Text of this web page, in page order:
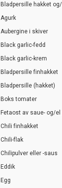
Bladpersille hakket og/
Agurk
Aubergine i skiver
Black garlic-fedd
Black garlic-krem
Bladpersille finhakket
Bladpersille (hakket)
Boks tomater
Fetaost av saue- og/el
Chili finhakket
Chili-flak
Chilipulver eller -saus
Eddik
Egg